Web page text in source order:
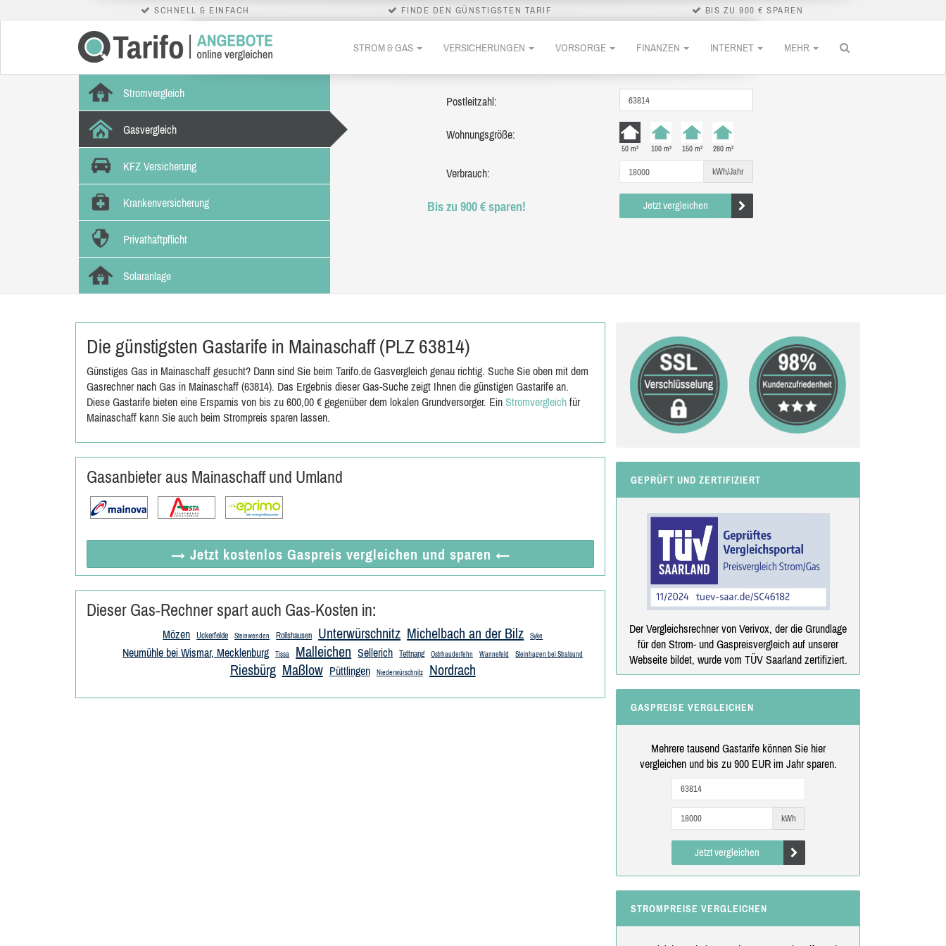
SCHNELL & EINFACH FINDE DEN GÜNSTIGSTEN TARIF BIS ZU 900 € SPAREN
STROM & GAS VERSICHERUNGEN VORSORGE FINANZEN INTERNET MEHR
Stromvergleich
Gasvergleich
KFZ Versicherung
Krankenversicherung
Privathaftpflicht
Solaranlage
Postleitzahl:
Wohnungsgröße:
50 m² 100 m² 150 m² 280 m²
Verbrauch: kWh/Jahr
Bis zu 900 € sparen! Jetzt vergleichen
Die günstigsten Gastarife in Mainaschaff (PLZ 63814)
Günstiges Gas in Mainaschaff gesucht? Dann sind Sie beim Tarifo.de Gasvergleich genau richtig. Suche Sie oben mit dem
Gasrechner nach Gas in Mainaschaff (63814). Das Ergebnis dieser Gas-Suche zeigt Ihnen die günstigen Gastarife an.
Diese Gastarife bieten eine Ersparnis von bis zu 600,00 € gegenüber dem lokalen Grundversorger. Ein Stromvergleich für
Mainaschaff kann Sie auch beim Strompreis sparen lassen.
Gasanbieter aus Mainaschaff und Umland
→ Jetzt kostenlos Gaspreis vergleichen und sparen ←
Dieser Gas-Rechner spart auch Gas-Kosten in:
Mözen Uckerfelde Steinwenden Rollshausen Unterwürschnitz Michelbach an der Bilz Syke
Neumühle bei Wismar, Mecklenburg Tissa Malleichen Sellerich Tettnang Ostrhauderfehn Wannefeld Steinhagen bei Stralsund
Riesbürg Maßlow Püttlingen Niederwürschnitz Nordrach
GEPRÜFT UND ZERTIFIZIERT
Der Vergleichsrechner von Verivox, der die Grundlage
für den Strom- und Gaspreisvergleich auf unserer
Webseite bildet, wurde vom TÜV Saarland zertifiziert.
GASPREISE VERGLEICHEN
Mehrere tausend Gastarife können Sie hier
vergleichen und bis zu 900 EUR im Jahr sparen.
kWh
Jetzt vergleichen
STROMPREISE VERGLEICHEN